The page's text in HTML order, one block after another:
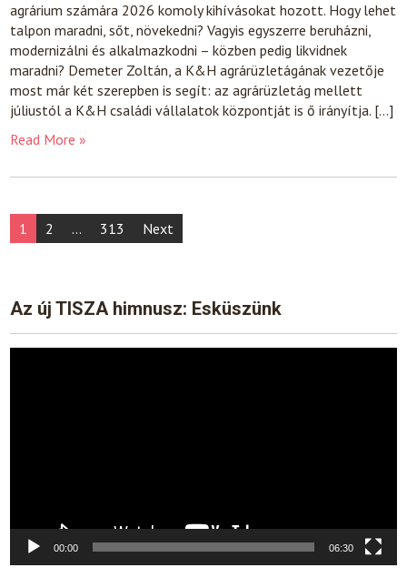
agrárium számára 2026 komoly kihívásokat hozott. Hogy lehet
talpon maradni, sőt, növekedni? Vagyis egyszerre beruházni,
modernizálni és alkalmazkodni – közben pedig likvidnek
maradni? Demeter Zoltán, a K&H agrárüzletágának vezetője
most már két szerepben is segít: az agrárüzletág mellett
júliustól a K&H családi vállalatok központját is ő irányítja. […]
Read More »
Posts
pagination
1 2 … 313 Next
Az új TISZA himnusz: Esküszünk
00:00 06:30